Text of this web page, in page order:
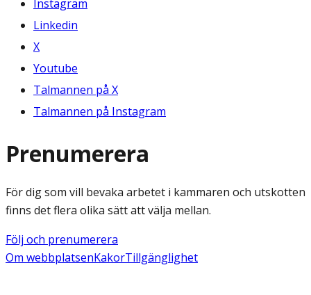
Instagram
Linkedin
X
Youtube
Talmannen på X
Talmannen på Instagram
Prenumerera
För dig som vill bevaka arbetet i kammaren och utskotten
finns det flera olika sätt att välja mellan.
Följ och prenumerera
Om webbplatsenKakorTillgänglighet